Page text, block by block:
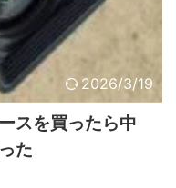
2026/3/19
スを買ったら中
た